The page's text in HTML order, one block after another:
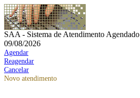
SAA - Sistema de Atendimento Agendado
09/08/2026
Agendar
Reagendar
Cancelar
Novo atendimento